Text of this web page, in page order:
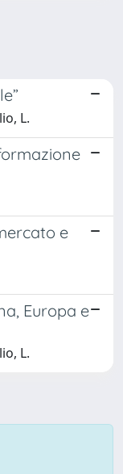
L.
e
Europa e
L.